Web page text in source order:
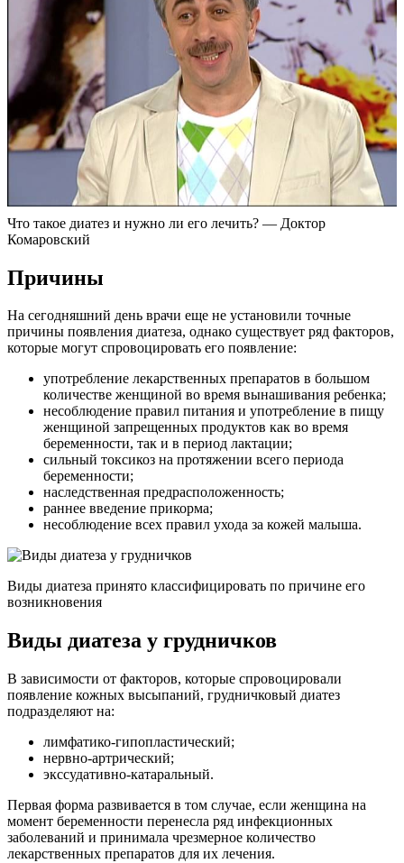
Что такое диатез и нужно ли его лечить? — Доктор
Комаровский
Причины
На сегодняшний день врачи еще не установили точные
причины появления диатеза, однако существует ряд факторов,
которые могут спровоцировать его появление:
употребление лекарственных препаратов в большом
количестве женщиной во время вынашивания ребенка;
несоблюдение правил питания и употребление в пищу
женщиной запрещенных продуктов как во время
беременности, так и в период лактации;
сильный токсикоз на протяжении всего периода
беременности;
наследственная предрасположенность;
раннее введение прикорма;
несоблюдение всех правил ухода за кожей малыша.
Виды диатеза принято классифицировать по причине его
возникновения
Виды диатеза у грудничков
В зависимости от факторов, которые спровоцировали
появление кожных высыпаний, грудничковый диатез
подразделяют на:
лимфатико-гипопластический;
нервно-артрический;
экссудативно-катаральный.
Первая форма развивается в том случае, если женщина на
момент беременности перенесла ряд инфекционных
заболеваний и принимала чрезмерное количество
лекарственных препаратов для их лечения.